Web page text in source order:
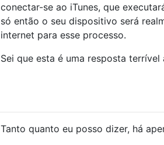
conectar-se ao iTunes, que
só então o seu dispositivo será
internet para esse processo.
Sei que esta é uma resposta
Tanto quanto eu posso dizer, há